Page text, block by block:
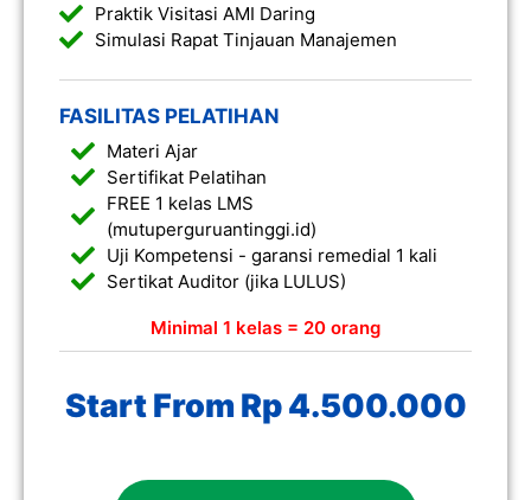
Praktik Visitasi AMI Daring
Simulasi Rapat Tinjauan Manajemen
FASILITAS PELATIHAN
Materi Ajar
Sertifikat Pelatihan
FREE 1 kelas LMS
(mutuperguruantinggi.id)
Uji Kompetensi - garansi remedial 1 kali
Sertikat Auditor (jika LULUS)
Minimal 1 kelas = 20 orang
Start From Rp 4.500.000